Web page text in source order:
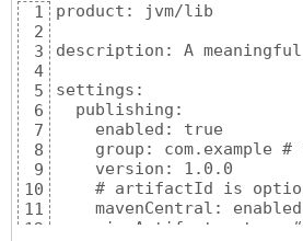
1
2
3
4
5
6
7
8
9
10
11
12
product: jvm/lib
description: A
settings:
  publishing:
    enabled: true
group: com.example #
    version: 1.0.0
# artifactId is
    mavenCentral: enabled
signArtifacts: true